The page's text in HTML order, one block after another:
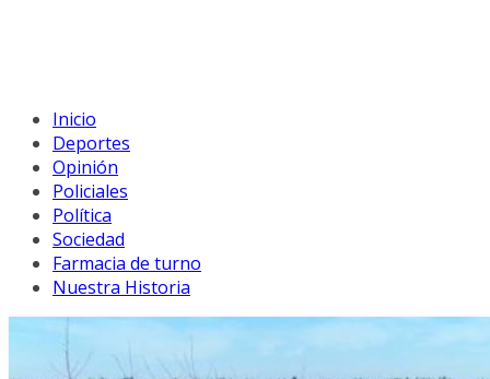
Inicio
Deportes
Opinión
Policiales
Política
Sociedad
Farmacia de turno
Nuestra Historia